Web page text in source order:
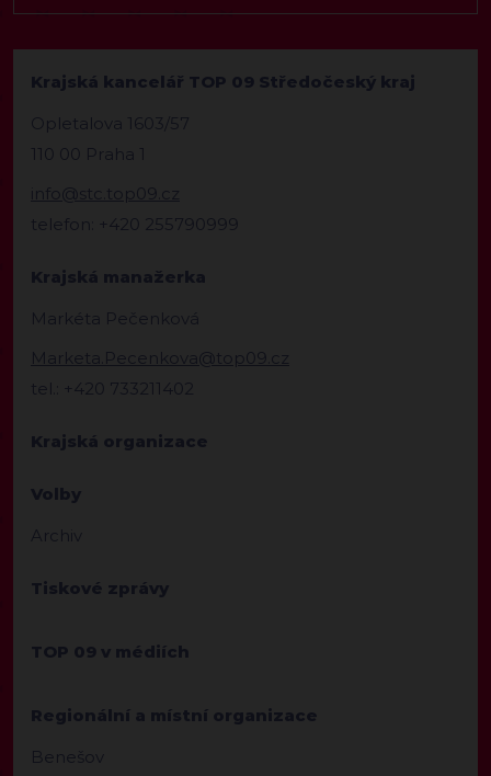
Krajská kancelář TOP 09 Středočeský kraj
Opletalova 1603/57
110 00 Praha 1
info@stc.top09.cz
telefon: +420 255790999
Krajská manažerka
Markéta Pečenková
Marketa.Pecenkova@top09.cz
tel.: +420 733211402
Krajská organizace
Volby
Archiv
Tiskové zprávy
TOP 09 v médiích
Regionální a místní organizace
Benešov